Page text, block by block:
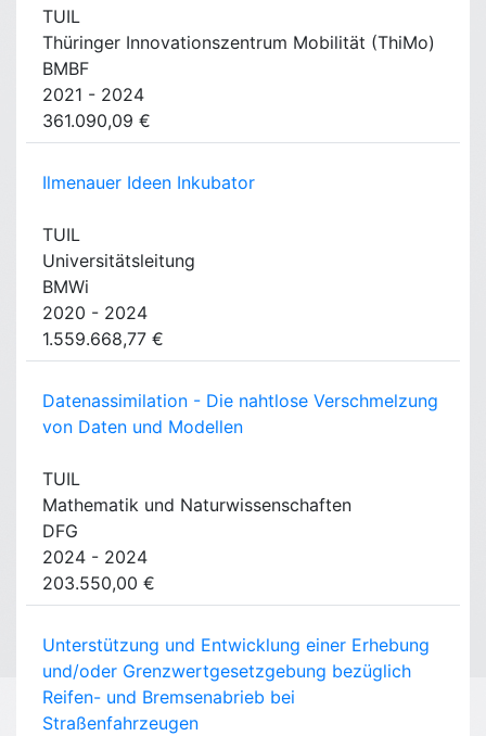
TUIL
Thüringer Innovationszentrum Mobilität (ThiMo)
BMBF
2021 - 2024
361.090,09 €
Ilmenauer Ideen Inkubator
TUIL
Universitätsleitung
BMWi
2020 - 2024
1.559.668,77 €
Datenassimilation - Die nahtlose Verschmelzung
von Daten und Modellen
TUIL
Mathematik und Naturwissenschaften
DFG
2024 - 2024
203.550,00 €
Unterstützung und Entwicklung einer Erhebung
und/oder Grenzwertgesetzgebung bezüglich
Reifen- und Bremsenabrieb bei
Straßenfahrzeugen